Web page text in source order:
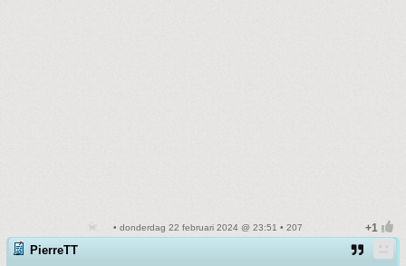
• donderdag 22 februari 2024 @ 23:51 • 207
PierreTT